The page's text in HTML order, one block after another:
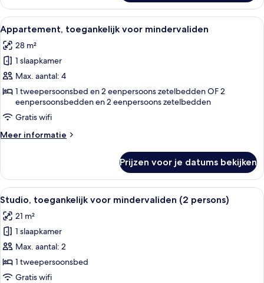
(3
persons)
Alle
foto's
voor
Appartement,
toegankelijk
voor
mindervaliden
laden
Een moderne hotelkamer met twee
18
Appartement, toegankelijk voor mindervaliden
28 m²
1 slaapkamer
Max. aantal: 4
1 tweepersoonsbed en 2 eenpersoons zetelbedden OF 2
eenpersoonsbedden en 2 eenpersoons zetelbedden
Gratis wifi
Meer informatie
Meer
toegankelijk
voor
mindervaliden
Prijzen voor je datums bekijken
Alle
foto's
voor
Studio,
toegankelijk
voor
mindervaliden
Een moderne hotelkamer met een
10
Studio, toegankelijk voor mindervaliden (2 persons)
21 m²
1 slaapkamer
Max. aantal: 2
1 tweepersoonsbed
Gratis wifi